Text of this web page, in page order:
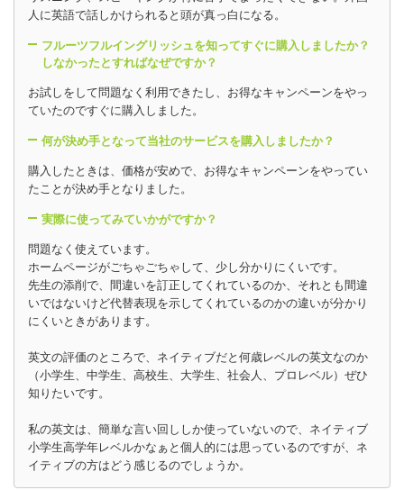
人に英語で話しかけられると頭が真っ白になる。
フルーツフルイングリッシュを知ってすぐに購入しましたか？
しなかったとすればなぜですか？
お試しをして問題なく利用できたし、お得なキャンペーンをやっ
ていたのですぐに購入しました。
何が決め手となって当社のサービスを購入しましたか？
購入したときは、価格が安めで、お得なキャンペーンをやってい
たことが決め手となりました。
実際に使ってみていかがですか？
問題なく使えています。
ホームページがごちゃごちゃして、少し分かりにくいです。
先生の添削で、間違いを訂正してくれているのか、それとも間違
いではないけど代替表現を示してくれているのかの違いが分かり
にくいときがあります。
英文の評価のところで、ネイティブだと何歳レベルの英文なのか
（小学生、中学生、高校生、大学生、社会人、プロレベル）ぜひ
知りたいです。
私の英文は、簡単な言い回ししか使っていないので、ネイティブ
小学生高学年レベルかなぁと個人的には思っているのですが、ネ
イティブの方はどう感じるのでしょうか。